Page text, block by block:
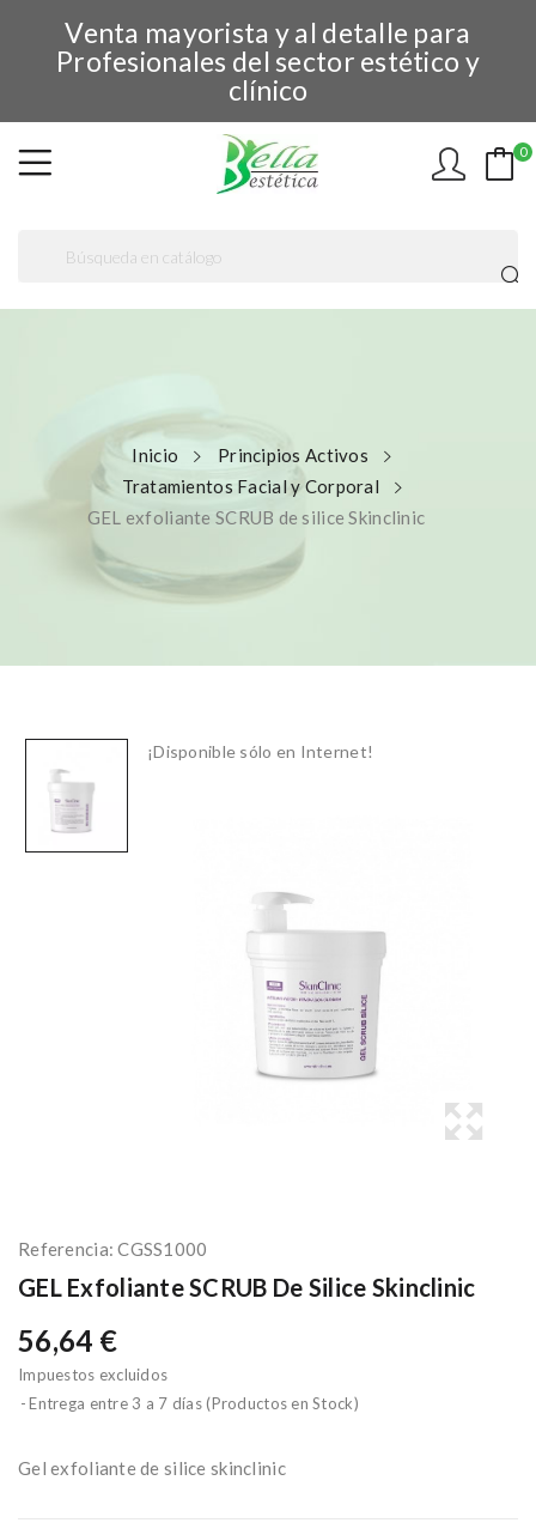
Venta mayorista y al detalle para
Profesionales del sector estético y
clínico
0
Inicio
Principios Activos
Tratamientos Facial y Corporal
GEL exfoliante SCRUB de silice Skinclinic
¡Disponible sólo en Internet!
Referencia: CGSS1000
GEL Exfoliante SCRUB De Silice Skinclinic
56,64 €
Impuestos excluidos
Entrega entre 3 a 7 días (Productos en Stock)
Gel exfoliante de silice skinclinic